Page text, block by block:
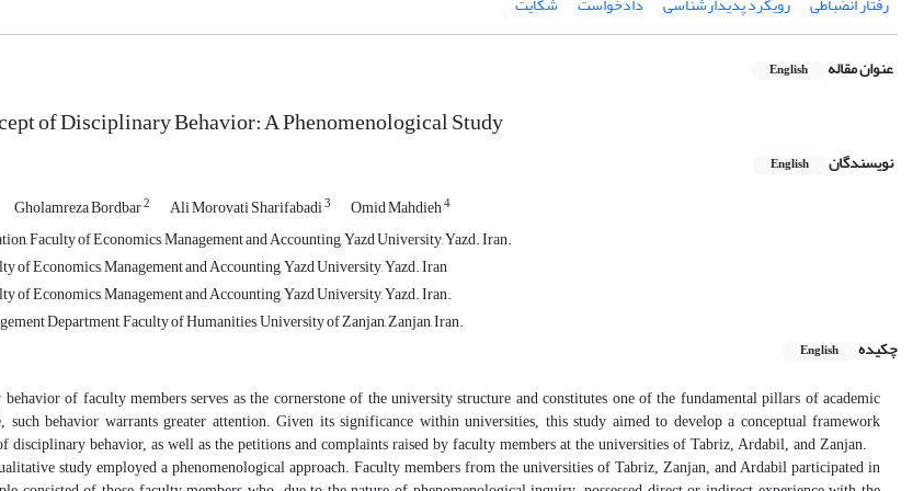
عنوان مقاله English
of Disciplinary Behavior: A Phenomenological Study
نویسندگان English
Gholamreza Bordbar2 Ali Morovati Sharifabadi3 Omid Mahdieh4
Faculty of Economics, Management and Accounting, Yazd University, Yazd. Iran.
of Economics, Management and Accounting, Yazd University, Yazd. Iran
of Economics, Management and Accounting, Yazd University, Yazd. Iran.
Department, Faculty of Humanities, University of Zanjan, Zanjan, Iran.
چکیده
English
of faculty members serves as the cornerstone of the university structure and constitutes one of the fundamental pillars of academic
such behavior warrants greater attention. Given its significance within universities, this study aimed to develop a conceptual framework
disciplinary behavior, as well as the petitions and complaints raised by faculty members at the universities of Tabriz, Ardabil, and Zanjan.
study employed a phenomenological approach. Faculty members from the universities of Tabriz, Zanjan, and Ardabil participated in